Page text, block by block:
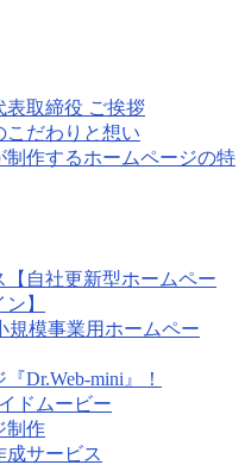
表取締役 ご挨拶
こだわりと想い
制作するホームページの特
【自社更新型ホームペー
】
規模事業用ホームペー
Dr.Web-mini』！
ドムービー
制作
成サービス